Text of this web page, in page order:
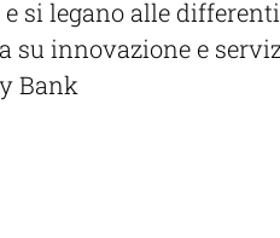
si legano alle differenti
su innovazione e
Bank